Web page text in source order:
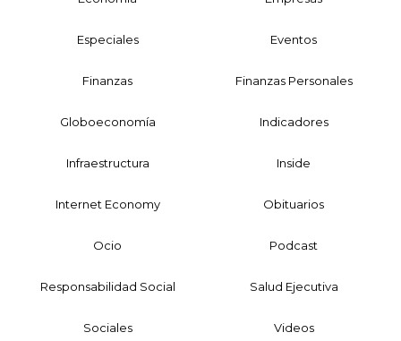
Especiales Eventos
Finanzas Finanzas Personales
Globoeconomía Indicadores
Infraestructura Inside
Internet Economy Obituarios
Ocio Podcast
Responsabilidad Social Salud Ejecutiva
Sociales Videos